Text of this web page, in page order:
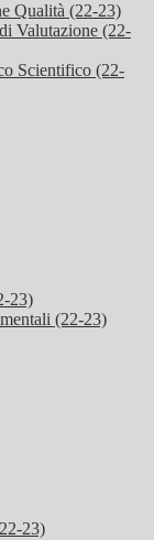
Qualità (22-23)
Valutazione (22-
Scientifico (22-
23)
(22-23)
23)